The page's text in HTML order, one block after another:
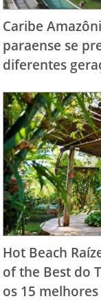
Caribe
paraense se
diferentes
Hot Beach
of the Best do
os 15